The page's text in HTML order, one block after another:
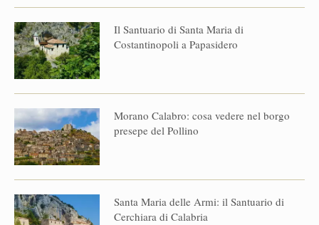
Il Santuario di Santa Maria di
Costantinopoli a Papasidero
Morano Calabro: cosa vedere nel borgo
presepe del Pollino
Santa Maria delle Armi: il Santuario di
Cerchiara di Calabria